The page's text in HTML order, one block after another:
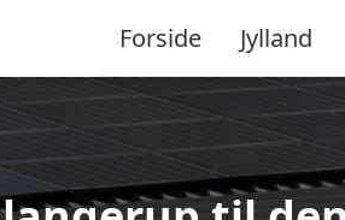
Forside Jylland